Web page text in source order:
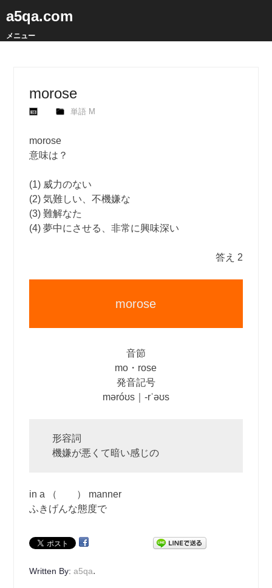
a5qa.com
メニュー
morose
単語 M
morose
意味は？
(1) 威力のない
(2) 気難しい、不機嫌な
(3) 難解なた
(4) 夢中にさせる、非常に興味深い
答え 2
morose
音節
mo・rose
発音記号
məróʊs｜‐rˈəʊs
形容詞
機嫌が悪くて暗い感じの
in a （ ） manner
ふきげんな態度で
Written By:a5qa.